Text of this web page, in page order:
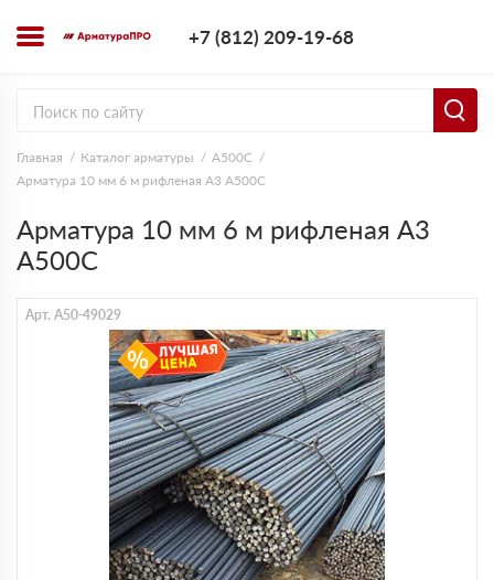
+7 (812) 209-19-68
Главная Каталог арматуры
А500С
Арматура 10 мм 6 м рифленая А3 А500С
Арматура 10 мм 6 м рифленая А3
А500С
Арт. A50-49029